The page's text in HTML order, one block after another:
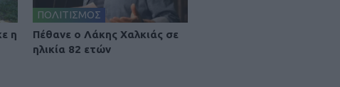
η
ΠΟΛΙΤΙΣΜΟΣ
Πέθανε ο Λάκης Χαλκιάς σε
ηλικία 82 ετών